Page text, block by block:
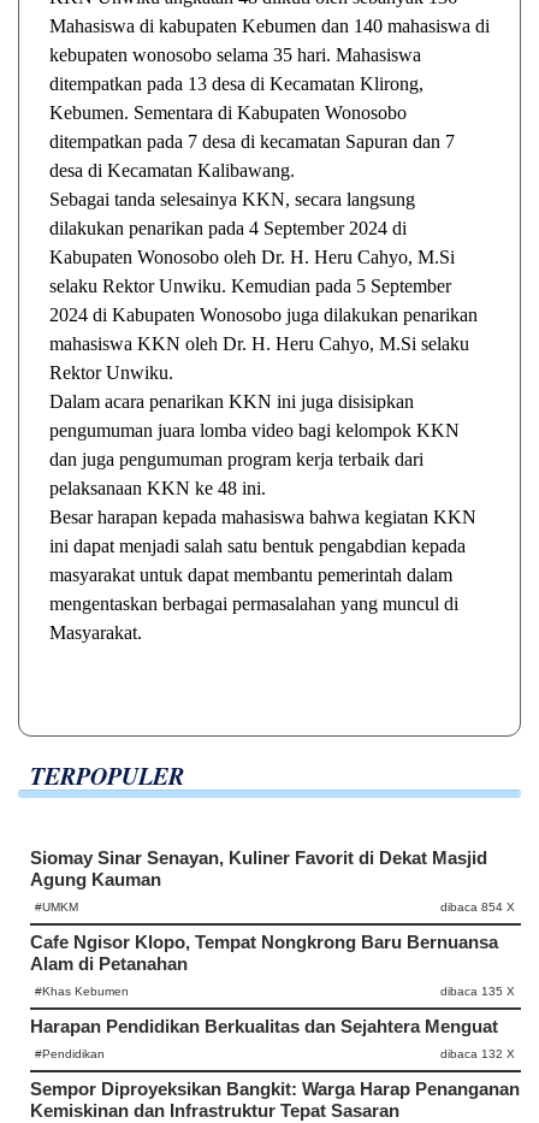
Mahasiswa di kabupaten Kebumen dan 140 mahasiswa di
kebupaten wonosobo selama 35 hari. Mahasiswa
ditempatkan pada 13 desa di Kecamatan Klirong,
Kebumen. Sementara di Kabupaten Wonosobo
ditempatkan pada 7 desa di kecamatan Sapuran dan 7
desa di Kecamatan Kalibawang.
Sebagai tanda selesainya KKN, secara langsung
dilakukan penarikan pada 4 September 2024 di
Kabupaten Wonosobo oleh Dr. H. Heru Cahyo, M.Si
selaku Rektor Unwiku. Kemudian pada 5 September
2024 di Kabupaten Wonosobo juga dilakukan penarikan
mahasiswa KKN oleh Dr. H. Heru Cahyo, M.Si selaku
Rektor Unwiku.
Dalam acara penarikan KKN ini juga disisipkan
pengumuman juara lomba video bagi kelompok KKN
dan juga pengumuman program kerja terbaik dari
pelaksanaan KKN ke 48 ini.
Besar harapan kepada mahasiswa bahwa kegiatan KKN
ini dapat menjadi salah satu bentuk pengabdian kepada
masyarakat untuk dapat membantu pemerintah dalam
mengentaskan berbagai permasalahan yang muncul di
Masyarakat.
TERPOPULER
Siomay Sinar Senayan, Kuliner Favorit di Dekat Masjid
Agung Kauman
#UMKM dibaca 854 X
Cafe Ngisor Klopo, Tempat Nongkrong Baru Bernuansa
Alam di Petanahan
#Khas Kebumen dibaca 135 X
Harapan Pendidikan Berkualitas dan Sejahtera Menguat
#Pendidikan dibaca 132 X
Sempor Diproyeksikan Bangkit: Warga Harap Penanganan
Kemiskinan dan Infrastruktur Tepat Sasaran